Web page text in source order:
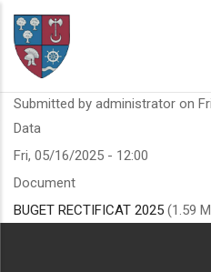
Skip
main
content
Submitted by administrator on
Data
Fri, 05/16/2025 - 12:00
Document
BUGET RECTIFICAT 2025 (1.59